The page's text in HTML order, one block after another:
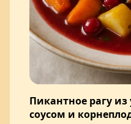
Пикантное рагу
соусом и